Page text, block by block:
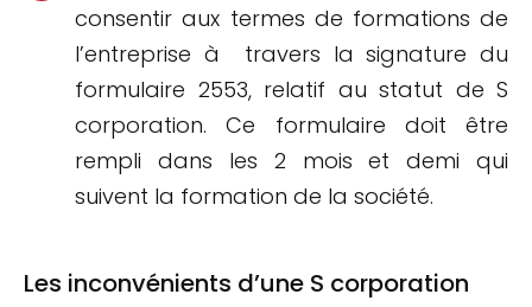
consentir aux termes de formations de
l’entreprise à travers la signature du
formulaire 2553, relatif au statut de S
corporation. Ce formulaire doit être
rempli dans les 2 mois et demi qui
suivent la formation de la société.
Les inconvénients d’une S corporation